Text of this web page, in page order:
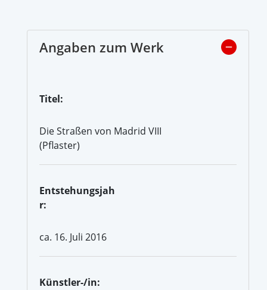
Angaben zum Werk
Titel:
Die Straßen von Madrid VIII
(Pflaster)
Entstehungsjah
r:
ca. 16. Juli 2016
Künstler-/in: